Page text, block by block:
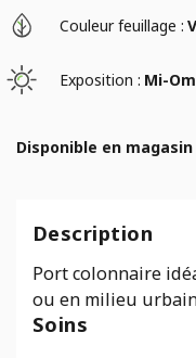
Couleur feuillage :
Exposition : Mi-
Disponible en
Description
Port colonnaire
ou en milieu
Soins